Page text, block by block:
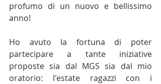
profumo di un nuovo e bellissimo
anno!
Ho avuto la fortuna di poter
partecipare a tante iniziative
proposte sia dal MGS sia dal mio
oratorio: l'estate ragazzi con i